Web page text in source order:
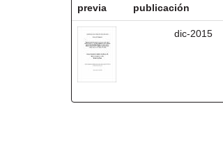
previa
publicación
dic-2015